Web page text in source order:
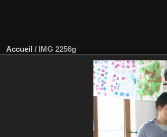
Accueil / IMG 2256g